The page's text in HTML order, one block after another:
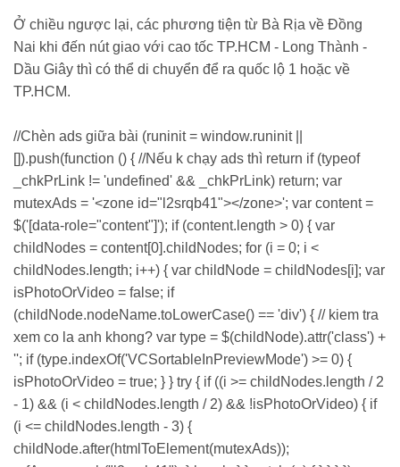
Ở chiều ngược lại, các phương tiện từ Bà Rịa về Đồng
Nai khi đến nút giao với cao tốc TP.HCM - Long Thành -
Dầu Giây thì có thể di chuyển để ra quốc lộ 1 hoặc về
TP.HCM.
//Chèn ads giữa bài (runinit = window.runinit ||
[]).push(function () { //Nếu k chạy ads thì return if (typeof
_chkPrLink != 'undefined' && _chkPrLink) return; var
mutexAds = '<zone id="l2srqb41"></zone>'; var content =
$('[data-role="content"]'); if (content.length > 0) { var
childNodes = content[0].childNodes; for (i = 0; i <
childNodes.length; i++) { var childNode = childNodes[i]; var
isPhotoOrVideo = false; if
(childNode.nodeName.toLowerCase() == 'div') { // kiem tra
xem co la anh khong? var type = $(childNode).attr('class') +
''; if (type.indexOf('VCSortableInPreviewMode') >= 0) {
isPhotoOrVideo = true; } } try { if ((i >= childNodes.length / 2
- 1) && (i < childNodes.length / 2) && !isPhotoOrVideo) { if
(i <= childNodes.length - 3) {
childNode.after(htmlToElement(mutexAds));